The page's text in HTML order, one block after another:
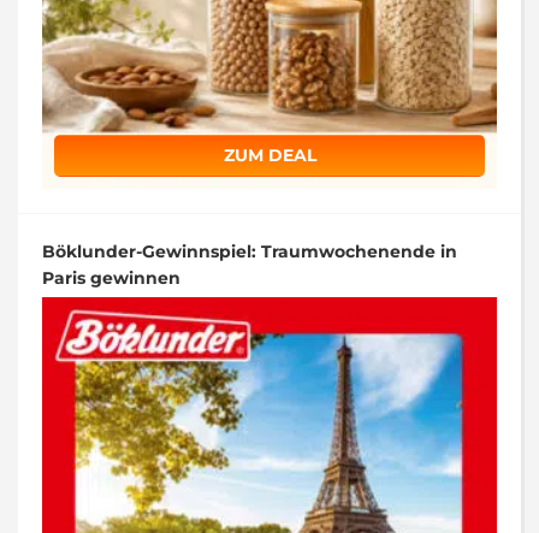
ZUM DEAL
Böklunder-Gewinnspiel: Traumwochenende in
Paris gewinnen